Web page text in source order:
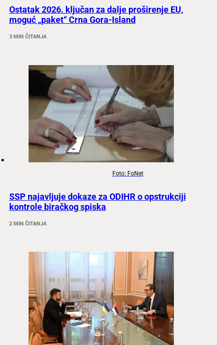
Ostatak 2026. ključan za dalje proširenje EU,
moguć „paket“ Crna Gora-Island
3 MIN ČITANJA
Foto: FoNet
SSP najavljuje dokaze za ODIHR o opstrukciji
kontrole biračkog spiska
2 MIN ČITANJA